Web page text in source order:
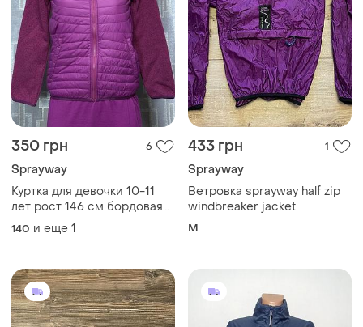
350 грн 6
Sprayway
Куртка для девочки 10-11
лет рост 146 см бордовая
теплая детская флис
демисезон
140 и еще 1
433 грн 1
Sprayway
Ветровка sprayway half zip
windbreaker jacket
M